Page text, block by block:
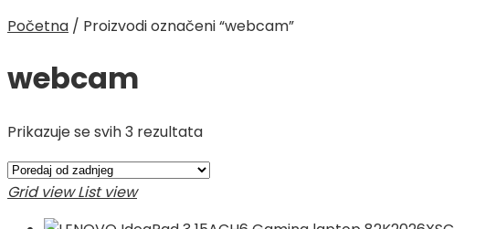
Početna / Proizvodi označeni “webcam”
webcam
Prikazuje se svih 3 rezultataPoredano
najnovijem
Grid view List view